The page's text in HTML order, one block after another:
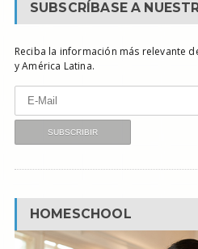
SUBSCRÍBASE A
Reciba la información más relevante
y América Latina.
HOMESCHOOL